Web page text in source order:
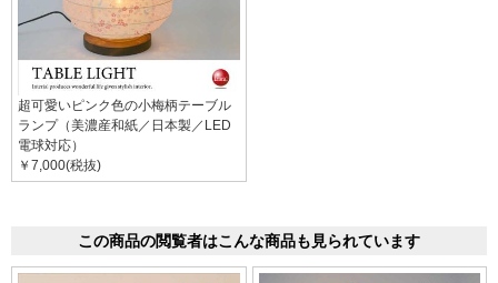
超可愛いピンク色の小梅柄テーブル
ランプ（美濃産和紙／日本製／LED
電球対応）
￥7,000(税抜)
この商品の閲覧者はこんな商品も見られています